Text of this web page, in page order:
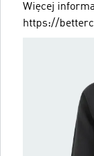
Więcej
https://